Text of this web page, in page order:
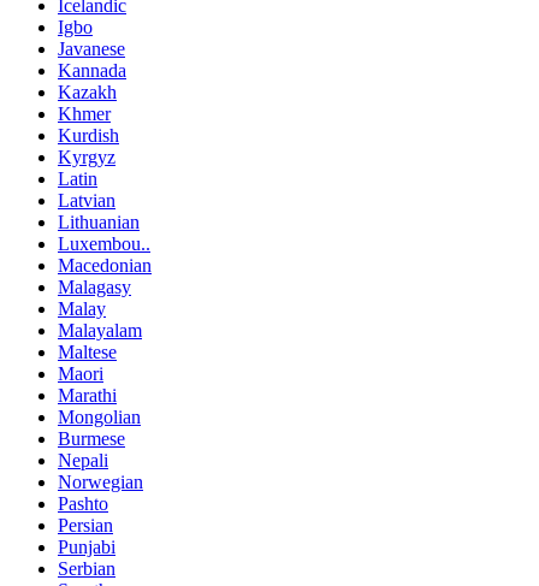
Icelandic
Igbo
Javanese
Kannada
Kazakh
Khmer
Kurdish
Kyrgyz
Latin
Latvian
Lithuanian
Luxembou..
Macedonian
Malagasy
Malay
Malayalam
Maltese
Maori
Marathi
Mongolian
Burmese
Nepali
Norwegian
Pashto
Persian
Punjabi
Serbian